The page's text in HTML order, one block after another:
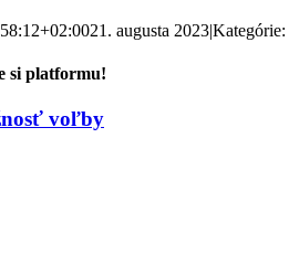
21. augusta 2023|Kategórie:
si platformu!
voľby